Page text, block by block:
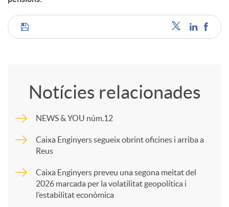
C
m
p
a
Notícies relacionades
NEWS & YOU núm.12
Caixa Enginyers segueix obrint oficines i arriba a
Reus
Caixa Enginyers preveu una segona meitat del
2026 marcada per la volatilitat geopolítica i
l’estabilitat econòmica